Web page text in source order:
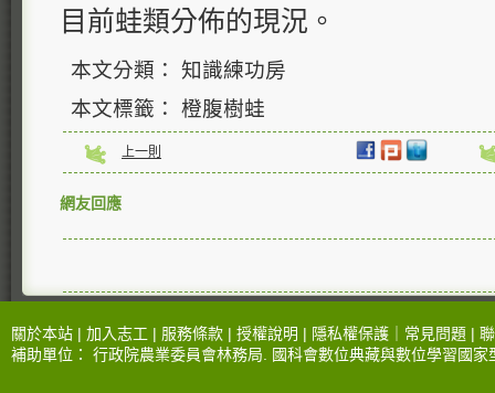
目前蛙類分佈的現況。
本文分類： 知識練功房
本文標籤： 橙腹樹蛙
上一則
網友回應
關於本站 | 加入志工 | 服務條款 | 授權說明 | 隱私權保護 常見問題 |
補助單位： 行政院農業委員會林務局 國科會數位典藏與數位學習國家